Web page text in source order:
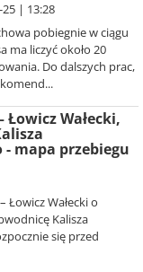
25 | 13:28
pobiegnie w ciągu
ma liczyć około 20
Do dalszych prac,
Łowicz Wałecki,
- mapa przebiegu
Wałecki o
Kalisza
się przed